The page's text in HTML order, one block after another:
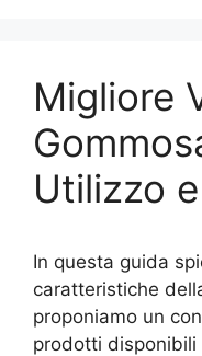
Migliore
Utilizzo
In questa guida
caratteristiche
proponiamo un
prodotti disponibili